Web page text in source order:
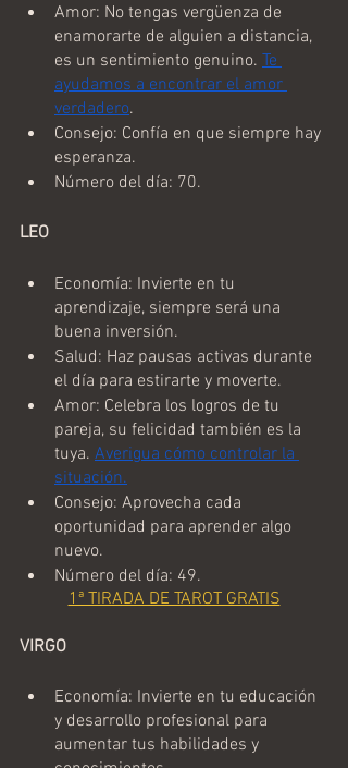
Amor: No tengas vergüenza de
enamorarte de alguien a distancia,
es un sentimiento genuino. Te
ayudamos a encontrar el amor
verdadero.
Consejo: Confía en que siempre hay
esperanza.
Número del día: 70.
LEO
Economía: Invierte en tu
aprendizaje, siempre será una
buena inversión.
Salud: Haz pausas activas durante
el día para estirarte y moverte.
Amor: Celebra los logros de tu
pareja, su felicidad también es la
tuya. Averigua cómo controlar la
situación.
Consejo: Aprovecha cada
oportunidad para aprender algo
nuevo.
Número del día: 49.
1ª TIRADA DE TAROT GRATIS
VIRGO
Economía: Invierte en tu educación
y desarrollo profesional para
aumentar tus habilidades y